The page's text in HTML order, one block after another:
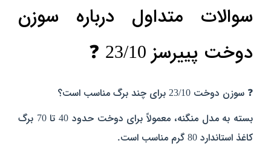
سوالات متداول درباره سوزن
دوخت پییرسز 23/10 ❓
❓ سوزن دوخت 23/10 برای چند برگ مناسب است؟
بسته به مدل منگنه، معمولاً برای دوخت حدود 40 تا 70 برگ
کاغذ استاندارد 80 گرم مناسب است.